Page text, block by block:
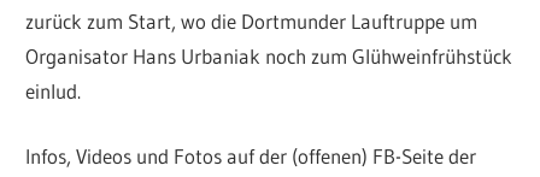
zurück zum Start, wo die Dortmunder Lauftruppe um
Organisator Hans Urbaniak noch zum Glühweinfrühstück
einlud.
Infos, Videos und Fotos auf der (offenen) FB-Seite der